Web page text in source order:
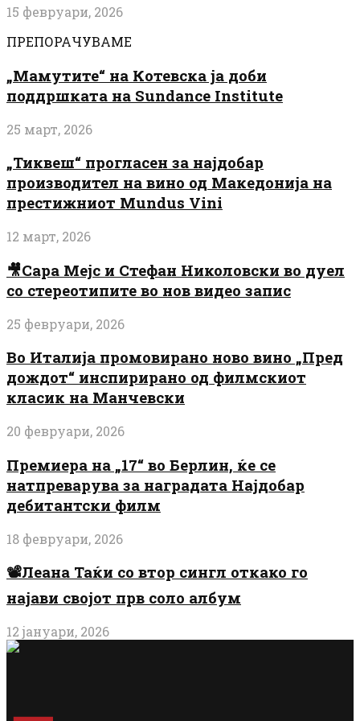
15 февруари, 2026
ПРЕПОРАЧУВАМЕ
„Мамутите“ на Котевска ја доби
поддршката на Sundance Institute
25 март, 2026
„Тиквеш“ прогласен за најдобар
производител на вино од Македонија на
престижниот Mundus Vini
12 март, 2026
🎥Сара Мејс и Стефан Николовски во дуел
со стереотипите во нов видео запис
25 февруари, 2026
Во Италија промовирано ново вино „Пред
дождот“ инспирирано од филмскиот
класик на Манчевски
20 февруари, 2026
Премиера на „17“ во Берлин, ќе се
натпреварува за наградата Најдобар
дебитантски филм
18 февруари, 2026
📽️Леана Таќи со втор сингл откако го
најави својот прв соло албум
12 јануари, 2026